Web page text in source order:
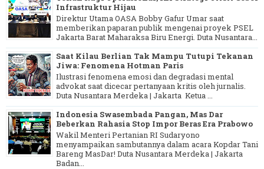
Infrastruktur Hijau
Direktur Utama OASA Bobby Gafur Umar saat
memberikan paparan publik mengenai proyek PSEL
Jakarta Barat Maharaksa Biru Energi. Duta Nusantara...
Saat Kilau Berlian Tak Mampu Tutupi Tekanan
Jiwa: Fenomena Hotman Paris
Ilustrasi fenomena emosi dan degradasi mental
advokat saat dicecar pertanyaan kritis oleh jurnalis.
Duta Nusantara Merdeka | Jakarta Ketua ...
Indonesia Swasembada Pangan, Mas Dar
Beberkan Rahasia Stop Impor Beras Era Prabowo
Wakil Menteri Pertanian RI Sudaryono
menyampaikan sambutannya dalam acara Kopdar Tani
Bareng MasDar! Duta Nusantara Merdeka | Jakarta
Badan...